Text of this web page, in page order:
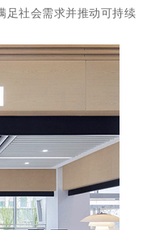
足社会需求并推动可持续